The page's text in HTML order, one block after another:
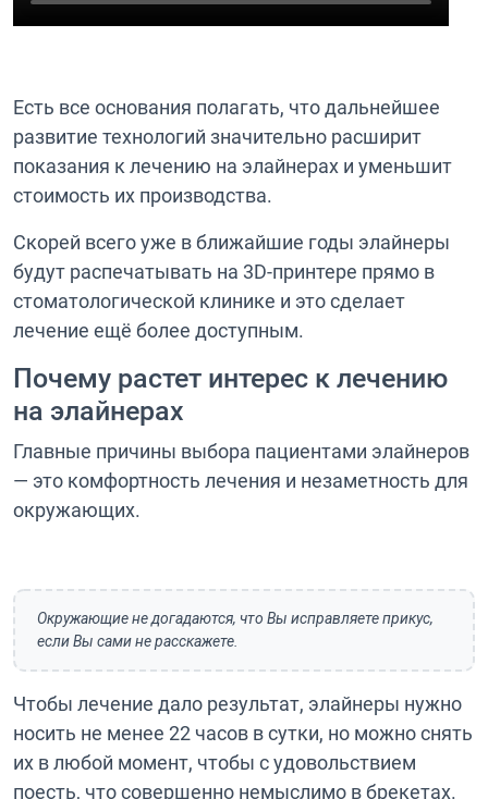
Есть все основания полагать, что дальнейшее
развитие технологий значительно расширит
показания к лечению на элайнерах и уменьшит
стоимость их производства.
Скорей всего уже в ближайшие годы элайнеры
будут распечатывать на 3D-принтере прямо в
стоматологической клинике и это сделает
лечение ещё более доступным.
Почему растет интерес к лечению
на элайнерах
Главные причины выбора пациентами элайнеров
— это комфортность лечения и незаметность для
окружающих.
Окружающие не догадаются, что Вы исправляете прикус,
если Вы сами не расскажете.
Чтобы лечение дало результат, элайнеры нужно
носить не менее 22 часов в сутки, но можно снять
их в любой момент, чтобы с удовольствием
поесть, что совершенно немыслимо в брекетах.